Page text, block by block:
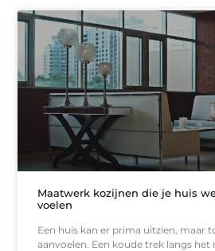
Maatwerk kozijnen die je huis
voelen
Een huis kan er prima uitzien, maar
aanvoelen. Een koude trek langs